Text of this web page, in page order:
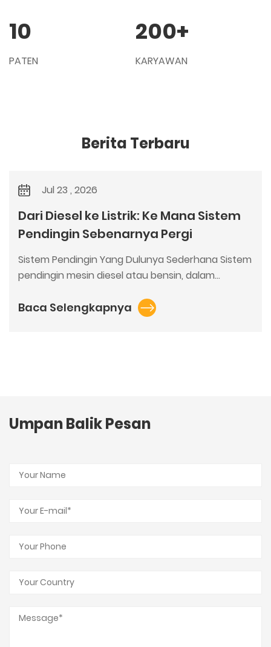
10
PATEN
200+
KARYAWAN
Berita Terbaru
Jul 23 , 2026
Dari Diesel ke Listrik: Ke Mana Sistem
Pendingin Sebenarnya Pergi
Sistem Pendingin Yang Dulunya Sederhana Sistem
pendingin mesin diesel atau bensin, dalam...
Baca Selengkapnya
Umpan Balik Pesan